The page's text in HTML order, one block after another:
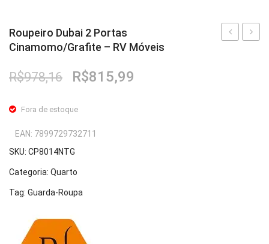
Roupeiro Dubai 2 Portas
Cinamomo/Grafite – RV Móveis
R$978,16
O
original
R$978,16.
R$815,99
Fora de estoque
SKU: CP8014NTG
Categoria: Quarto
Tag: Guarda-Roupa
EAN: 7899729732711